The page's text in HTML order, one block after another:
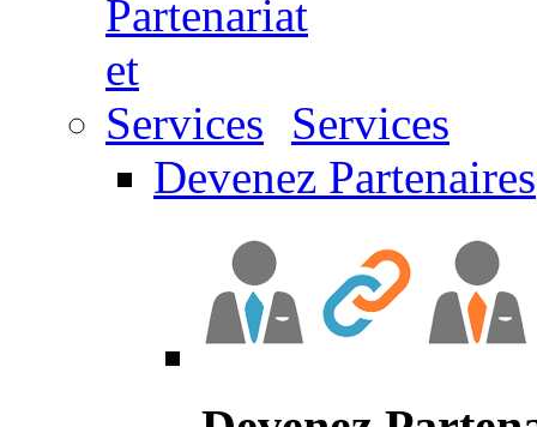
Services
Devenez Partenaires